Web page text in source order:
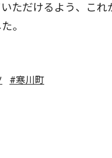
ただけるよう、これ
。
#寒川町